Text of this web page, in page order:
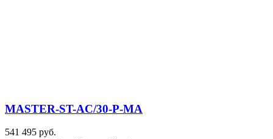
MASTER-ST-AC/30-P-MA
541 495 руб.